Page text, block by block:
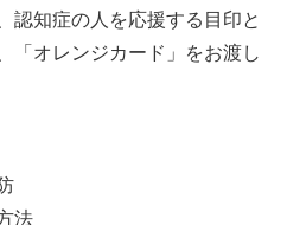
認知症の人を応援する目印と
「オレンジカード」をお渡し
法